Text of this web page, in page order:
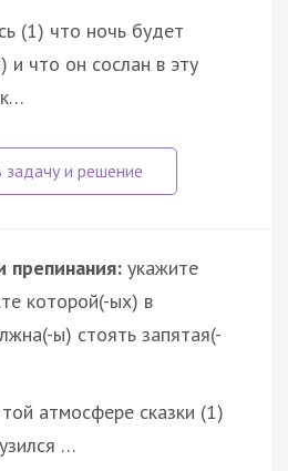
(1) что ночь будет
и что он сослан в эту
препинания: укажите
которой(-ых) в
ы) стоять запятая(-
атмосфере сказки (1)
…